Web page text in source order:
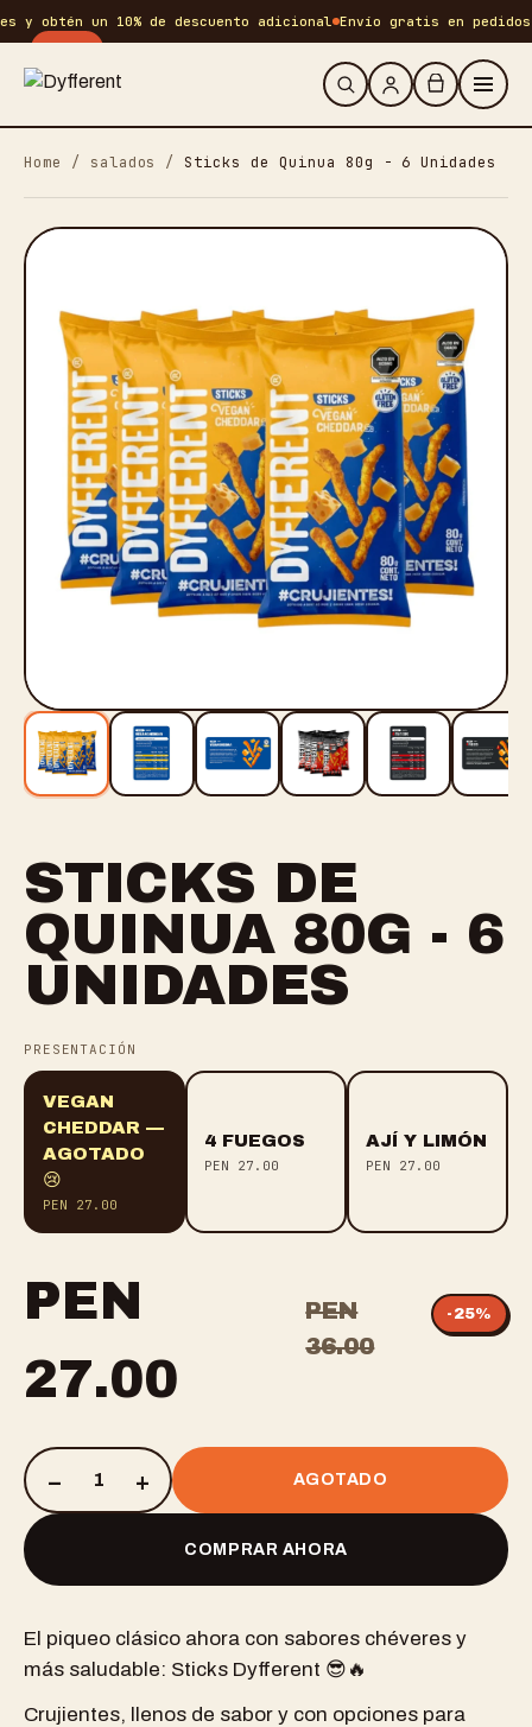
obtén un 10% de descuento adicional Envío gratis en pedidos
Home / salados / Sticks de Quinua 80g - 6 Unidades
-25%
STICKS DE
QUINUA 80G - 6
UNIDADES
PRESENTACIÓN
VEGAN
CHEDDAR —
AGOTADO
😢
PEN 27.00
4 FUEGOS
PEN 27.00
AJÍ Y LIMÓN
PEN 27.00
PEN
27.00
PEN
36.00
- 25%
– 1 + AGOTADO
COMPRAR AHORA
El piqueo clásico ahora con sabores chéveres y
más saludable: Sticks Dyfferent 😎🔥
Crujientes, llenos de sabor y con opciones para